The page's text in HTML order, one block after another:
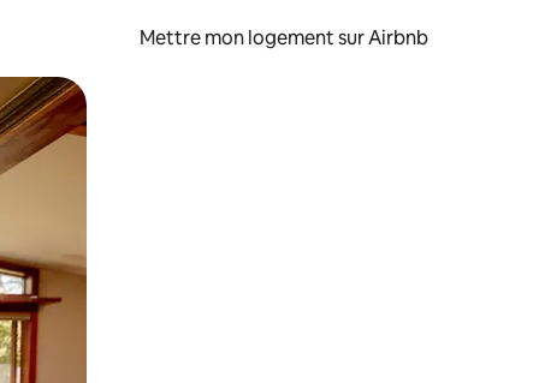
Mettre mon logement sur Airbnb